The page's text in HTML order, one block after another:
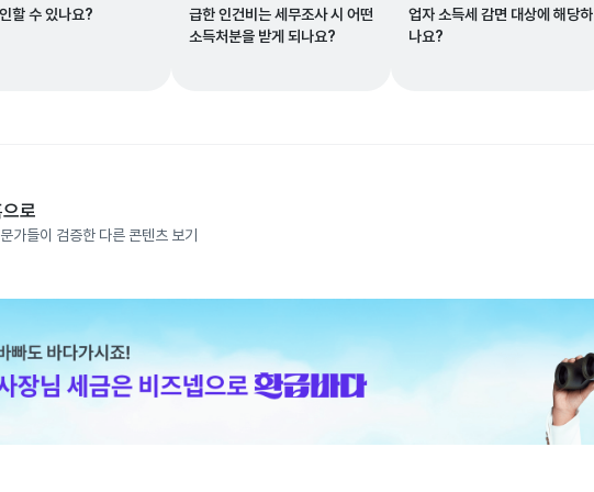
할 수 있나요?
급한 인건비는 세무조사 시 어떤
소득처분을 받게 되나요?
업자 소득세 감면 대상에 해당하
나요?
로
가들이 검증한 다른 콘텐츠 보기